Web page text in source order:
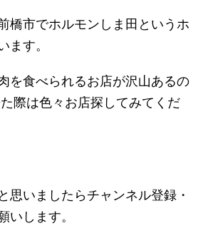
橋市でホルモンしま田というホ
ます。
を食べられるお店が沢山あるの
際は色々お店探してみてくだ
思いましたらチャンネル登録・
いします。